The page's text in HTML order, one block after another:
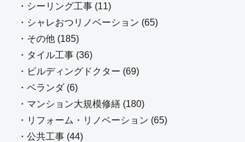
・シーリング工事 (11)
・シャレおつリノベーション (65)
・その他 (185)
・タイル工事 (36)
・ビルディングドクター (69)
・ベランダ (6)
・マンション大規模修繕 (180)
・リフォーム・リノベーション (65)
・公共工事 (44)